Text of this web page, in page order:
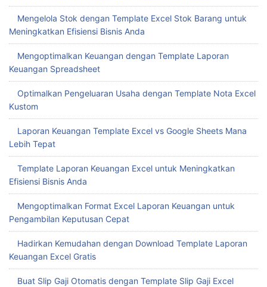
Mengelola Stok dengan Template Excel Stok Barang untuk
Meningkatkan Efisiensi Bisnis Anda
Mengoptimalkan Keuangan dengan Template Laporan
Keuangan Spreadsheet
Optimalkan Pengeluaran Usaha dengan Template Nota Excel
Kustom
Laporan Keuangan Template Excel vs Google Sheets Mana
Lebih Tepat
Template Laporan Keuangan Excel untuk Meningkatkan
Efisiensi Bisnis Anda
Mengoptimalkan Format Excel Laporan Keuangan untuk
Pengambilan Keputusan Cepat
Hadirkan Kemudahan dengan Download Template Laporan
Keuangan Excel Gratis
Buat Slip Gaji Otomatis dengan Template Slip Gaji Excel